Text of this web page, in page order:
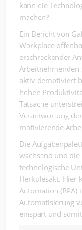
kann die
machen?
Ein Bericht von
Workplace
erschreckender
Arbeitnehmenden
aktiv demotiviert
hohen
Tatsache
Verantwortung
motivierende
Die
wachsend und
technologische
Herkulesakt. Hier
Automation (RPA)
Automatisierung
einspart und